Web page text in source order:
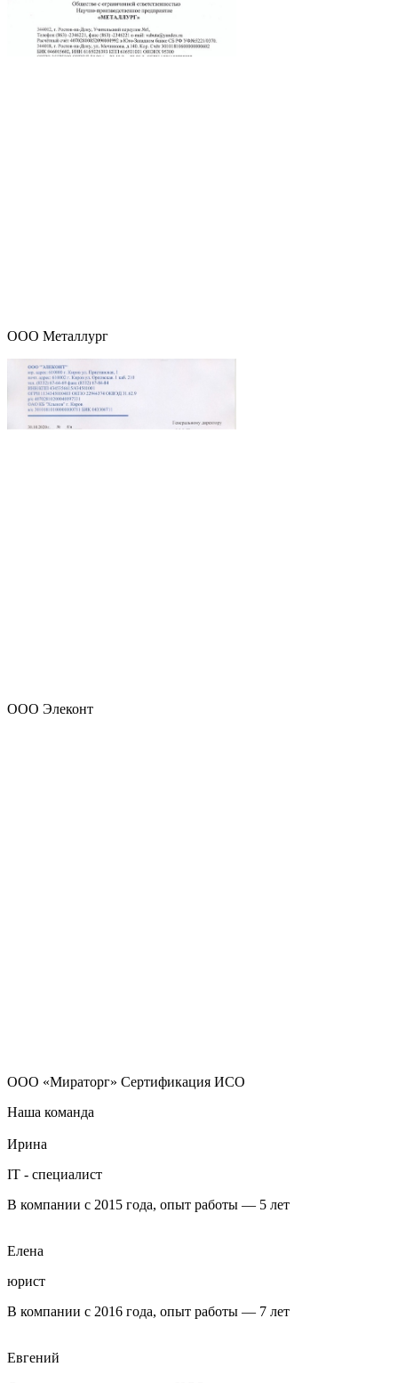
ООО Металлург
ООО Элеконт
ООО «Мираторг» Сертификация ИСО
Наша команда
Ирина
IT - специалист
В компании с 2015 года, опыт работы — 5 лет
Елена
юрист
В компании с 2016 года, опыт работы — 7 лет
Евгений